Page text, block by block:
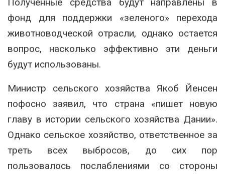
Полученные средства будут направлены в
фонд для поддержки «зеленого» перехода
животноводческой отрасли, однако остается
вопрос, насколько эффективно эти деньги
будут использованы.
Министр сельского хозяйства Якоб Йенсен
пофосно заявил, что страна «пишет новую
главу в истории сельского хозяйства Дании».
Однако сельское хозяйство, ответственное за
треть всех выбросов, до сих пор
пользовалось послаблениями со стороны